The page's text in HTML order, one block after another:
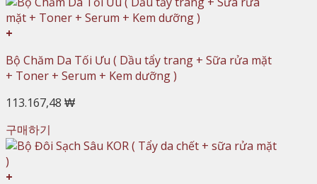
+
Bộ Chăm Da Tối Ưu ( Dầu tẩy trang + Sữa rửa mặt
+ Toner + Serum + Kem dưỡng )
113.167,48 ₩
구매하기
+